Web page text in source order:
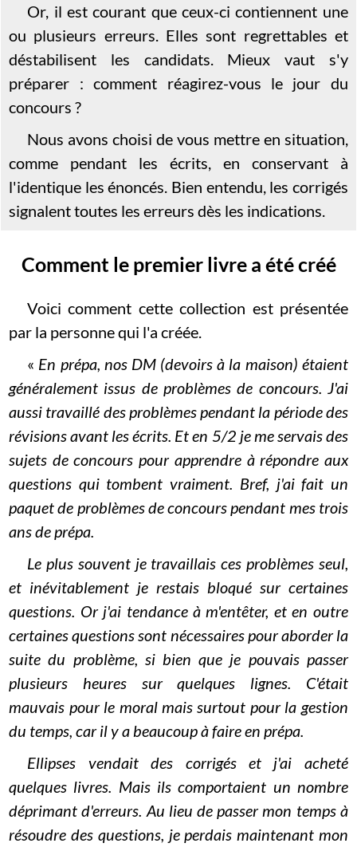
Or, il est courant que ceux-ci contiennent une
ou plusieurs erreurs. Elles sont regrettables et
déstabilisent les candidats. Mieux vaut s'y
préparer : comment réagirez-vous le jour du
concours ?
Nous avons choisi de vous mettre en situation,
comme pendant les écrits, en conservant à
l'identique les énoncés. Bien entendu, les corrigés
signalent toutes les erreurs dès les indications.
Comment le premier livre a été créé
Voici comment cette collection est présentée
par la personne qui l'a créée.
« En prépa, nos DM (devoirs à la maison) étaient
généralement issus de problèmes de concours. J'ai
aussi travaillé des problèmes pendant la période des
révisions avant les écrits. Et en 5/2 je me servais des
sujets de concours pour apprendre à répondre aux
questions qui tombent vraiment. Bref, j'ai fait un
paquet de problèmes de concours pendant mes trois
ans de prépa.
Le plus souvent je travaillais ces problèmes seul,
et inévitablement je restais bloqué sur certaines
questions. Or j'ai tendance à m'entêter, et en outre
certaines questions sont nécessaires pour aborder la
suite du problème, si bien que je pouvais passer
plusieurs heures sur quelques lignes. C'était
mauvais pour le moral mais surtout pour la gestion
du temps, car il y a beaucoup à faire en prépa.
Ellipses vendait des corrigés et j'ai acheté
quelques livres. Mais ils comportaient un nombre
déprimant d'erreurs. Au lieu de passer mon temps à
résoudre des questions, je perdais maintenant mon